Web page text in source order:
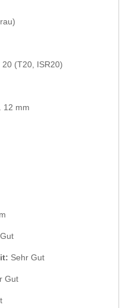
(T20, ISR20)
12 mm
Sehr Gut
Gut